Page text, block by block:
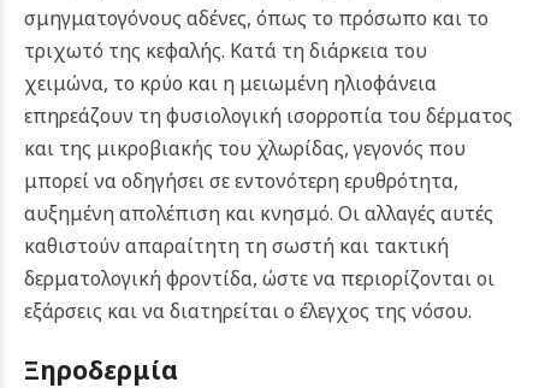
σμηγματογόνους αδένες, όπως το πρόσωπο και το
τριχωτό της κεφαλής. Κατά τη διάρκεια του
χειμώνα, το κρύο και η μειωμένη ηλιοφάνεια
επηρεάζουν τη φυσιολογική ισορροπία του δέρματος
και της μικροβιακής του χλωρίδας, γεγονός που
μπορεί να οδηγήσει σε εντονότερη ερυθρότητα,
αυξημένη απολέπιση και κνησμό. Οι αλλαγές αυτές
καθιστούν απαραίτητη τη σωστή και τακτική
δερματολογική φροντίδα, ώστε να περιορίζονται οι
εξάρσεις και να διατηρείται ο έλεγχος της νόσου.
Ξηροδερμία